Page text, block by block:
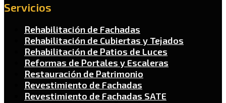
Servicios
Rehabilitación de Fachadas
Rehabilitación de Cubiertas y Tejados
Rehabilitación de Patios de Luces
Reformas de Portales y Escaleras
Restauración de Patrimonio
Revestimiento de Fachadas
Revestimiento de Fachadas SATE